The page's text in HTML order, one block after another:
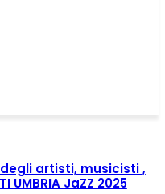
artisti, musicisti ,
UMBRIA JaZZ 2025